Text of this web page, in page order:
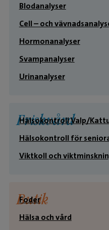
Blodanalyser
Cell – och
Hormonanalyser
Svampanalyser
Urinanalyser
Friskvård
Hälsokontroll Valp/
Hälsokontroll för
Viktkoll och
Butik
Foder
Hälsa och vård